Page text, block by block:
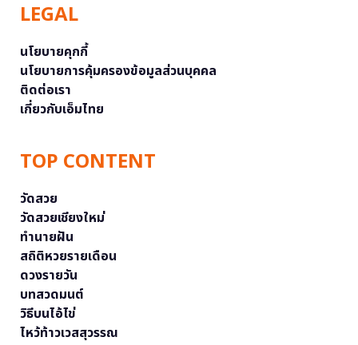
LEGAL
นโยบายคุกกี้
นโยบายการคุ้มครองข้อมูลส่วนบุคคล
ติดต่อเรา
เกี่ยวกับเอ็มไทย
TOP CONTENT
วัดสวย
วัดสวยเชียงใหม่
ทำนายฝัน
สถิติหวยรายเดือน
ดวงรายวัน
บทสวดมนต์
วิธีบนไอ้ไข่
ไหว้ท้าวเวสสุวรรณ